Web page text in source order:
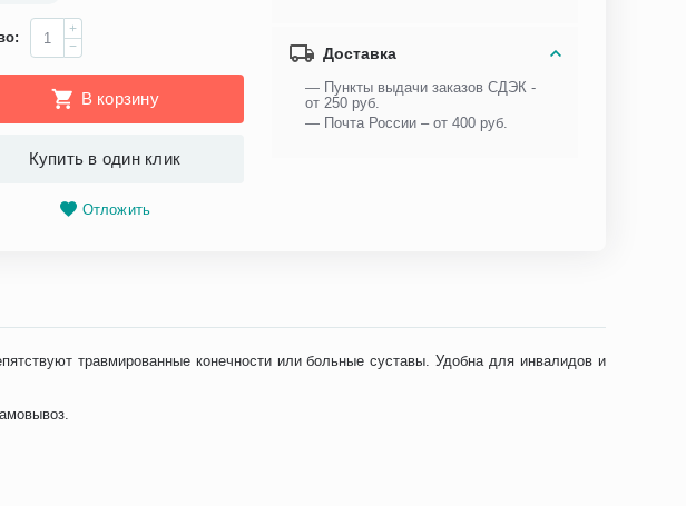
+
−
В корзину
Купить в один клик
Отложить
Доставка
— Пункты выдачи заказов СДЭК -
от 250 руб.
— Почта России – от 400 руб.
травмированные конечности или больные суставы. Удобна для инвалидов и